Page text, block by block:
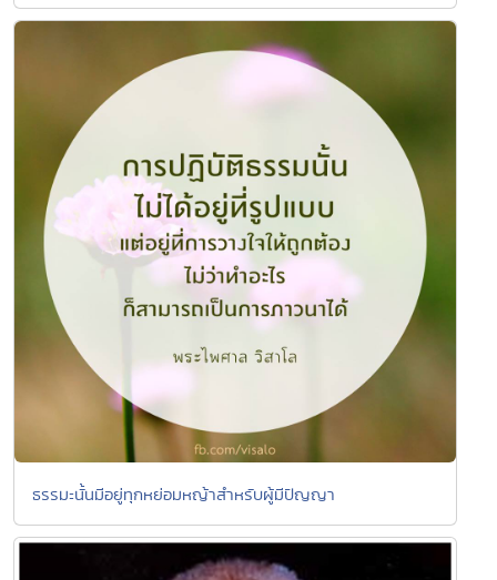
ธรรมะนั้นมีอยู่ทุกหย่อมหญ้าสำหรับผู้มีปัญญา